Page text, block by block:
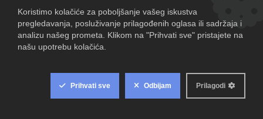
Hrvatska Zagreb Zaprešić Svijet
Kultura
Sport Lifestyle
Tehnologija
Znanost
Zanimljivosti
Pjesma dana
Oglasi/Natječaji
Prodaja umjetnina
Web adresar
Web shop